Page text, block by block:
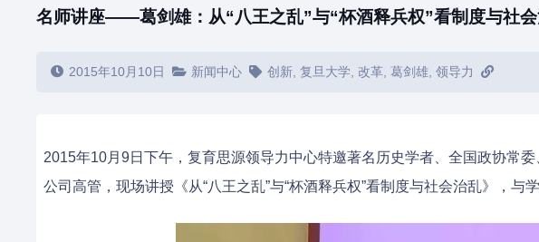
名师讲座——葛剑雄：从“八王之乱”与“杯酒释兵权”看制度与社
2015年10月10日 新闻中心 创新, 复旦大学 改革, 葛剑雄, 领导力
2015年10月9日下午，复育思源领导力中心特邀著名历史学者、全国政协常
公司高管，现场讲授《从“八王之乱”与“杯酒释兵权”看制度与社会治乱》，与